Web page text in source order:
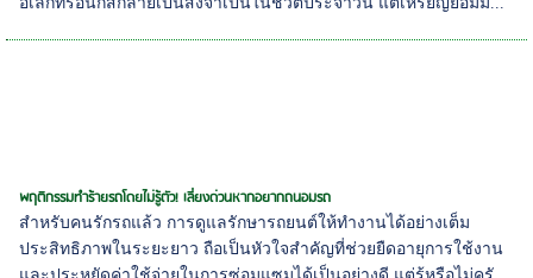
พฤติกรรมทำร้ายรถโดยไม่รู้ตัว! เลี่ยงด่วนหากอยากถนอมรถ
สำหรับคนรักรถแล้ว การดูแลรักษารถยนต์ให้ทำงานได้อย่างเต็ม
ประสิทธิภาพในระยะยาว ถือเป็นหัวใจสำคัญที่ช่วยยืดอายุการใช้งาน